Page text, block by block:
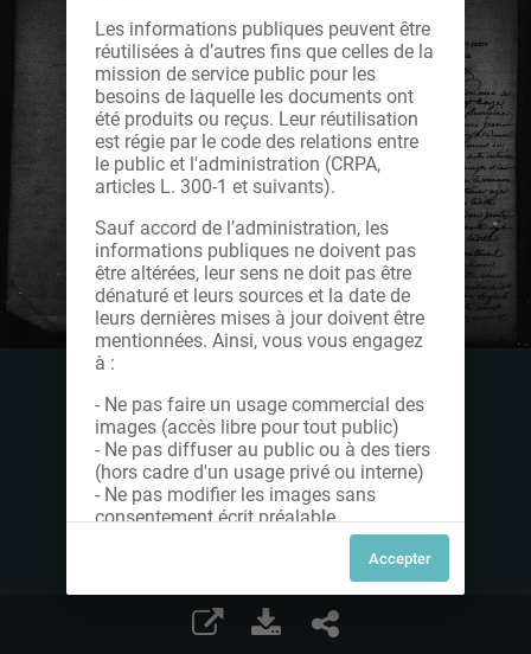
Les informations publiques peuvent être
réutilisées à d’autres fins que celles de la
mission de service public pour les
besoins de laquelle les documents ont
été produits ou reçus. Leur réutilisation
est régie par le code des relations entre
le public et l'administration (CRPA,
articles L. 300-1 et suivants).
Sauf accord de l’administration, les
informations publiques ne doivent pas
être altérées, leur sens ne doit pas être
dénaturé et leurs sources et la date de
leurs dernières mises à jour doivent être
mentionnées. Ainsi, vous vous engagez
à :
- Ne pas faire un usage commercial des
images (accès libre pour tout public)
- Ne pas diffuser au public ou à des tiers
(hors cadre d'un usage privé ou interne)
- Ne pas modifier les images sans
consentement écrit préalable
Dans le cas contraire, nous vous invitons
à nous contacter afin de solliciter le type
de Licence souhaitée parmi celles
proposées et le cas échéant, acquitter